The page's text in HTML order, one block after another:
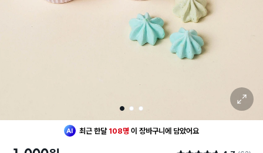
1 2 3
확대 보기
최근 한달 108명 이 장바구니에 담았어요